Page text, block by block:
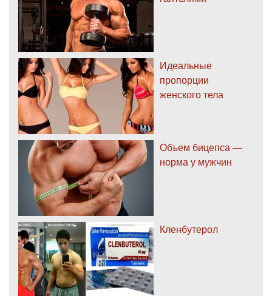
Идеальные
пропорции
женского тела
Объем бицепса —
норма у мужчин
Кленбутерол